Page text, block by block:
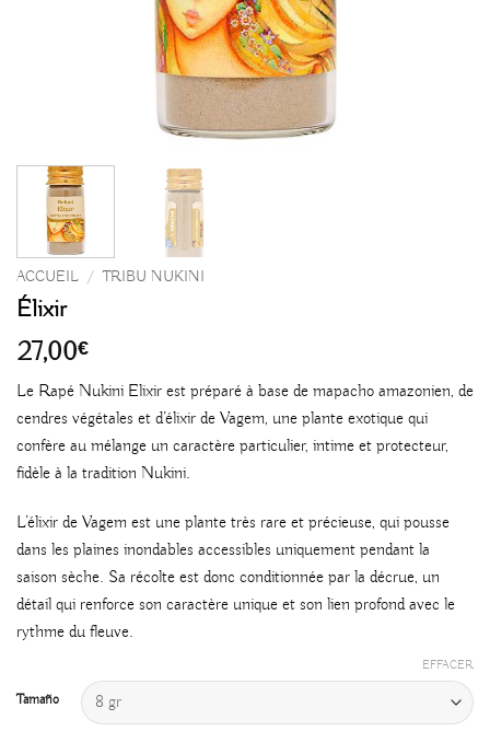
ACCUEIL / TRIBU NUKINI
Élixir
27,00€
Le Rapé Nukini Elixir est préparé à base de mapacho amazonien, de
cendres végétales et d’élixir de Vagem, une plante exotique qui
confère au mélange un caractère particulier, intime et protecteur,
fidèle à la tradition Nukini.
L’élixir de Vagem est une plante très rare et précieuse, qui pousse
dans les plaines inondables accessibles uniquement pendant la
saison sèche. Sa récolte est donc conditionnée par la décrue, un
détail qui renforce son caractère unique et son lien profond avec le
rythme du fleuve.
Tamaño
EFFACER